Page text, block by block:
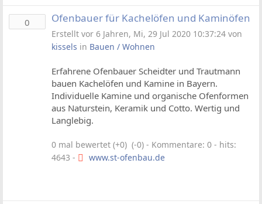
0 Ofenbauer für Kachelöfen und Kaminöfen
Erstellt vor 6 Jahren, Mi, 29 Jul 2020 10:37:24 von
kissels in Bauen / Wohnen
Erfahrene Ofenbauer Scheidter und Trautmann
bauen Kachelöfen und Kamine in Bayern.
Individuelle Kamine und organische Ofenformen
aus Naturstein, Keramik und Cotto. Wertig und
Langlebig.
0 mal bewertet (+0) (-0)- Kommentare: 0 - hits:
4643 -
www.st-ofenbau.de